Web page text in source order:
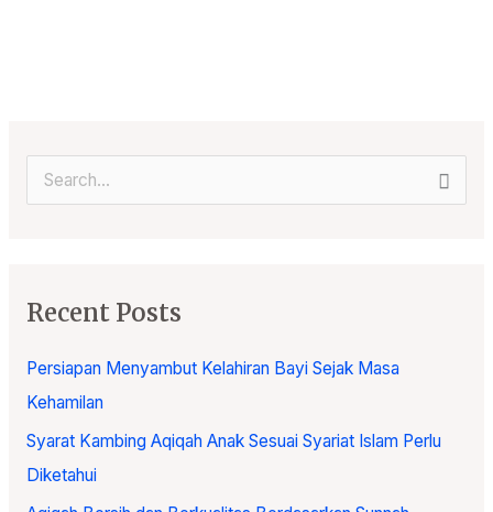
c
h
f
Recent Posts
Persiapan Menyambut Kelahiran Bayi Sejak Masa
Kehamilan
Syarat Kambing Aqiqah Anak Sesuai Syariat Islam Perlu
Diketahui